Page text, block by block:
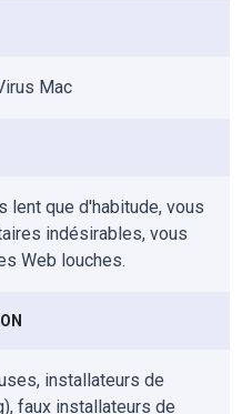
Mac
lent que d'habitude, vous
indésirables, vous
Web louches.
installateurs de
faux installateurs de